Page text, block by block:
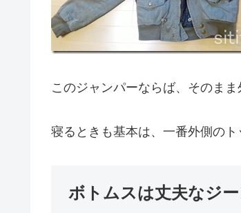
このジャンパーならば、そのま
寝るときも基本は、一番外側の
ボトムスは丈夫なジ